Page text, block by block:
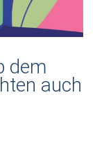
dem
auch